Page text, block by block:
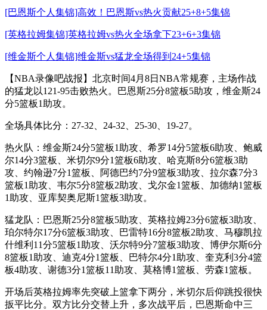
[巴恩斯个人集锦]高效！巴恩斯vs热火贡献25+8+5集锦
[英格拉姆集锦]英格拉姆vs热火全场拿下23+6+3集锦
[维金斯个人集锦]维金斯vs猛龙全场得到24+5集锦
【NBA录像吧战报】北京时间4月8日NBA常规赛，主场作战
的猛龙以121-95击败热火。巴恩斯25分8篮板5助攻，维金斯24
分5篮板1助攻。
全场具体比分：27-32、24-32、25-30、19-27。
热火队：维金斯24分5篮板1助攻、希罗14分5篮板6助攻、鲍威
尔14分3篮板、米切尔9分1篮板6助攻、哈克斯8分6篮板3助
攻、约翰逊7分1篮板、阿德巴约7分9篮板3助攻、拉尔森7分3
篮板1助攻、韦尔5分8篮板2助攻、戈尔金1篮板、加德纳1篮板
1助攻、亚库契奥尼斯1篮板3助攻。
猛龙队：巴恩斯25分8篮板5助攻、英格拉姆23分6篮板3助攻、
珀尔特尔17分6篮板3助攻、巴雷特16分8篮板2助攻、马穆凯拉
什维利11分5篮板1助攻、沃尔特9分7篮板3助攻、博伊尔斯6分
8篮板1助攻、迪克4分1篮板、巴特尔4分1助攻、奎克利3分4篮
板4助攻、谢德3分1篮板11助攻、莫格博1篮板、劳森1篮板。
开场后英格拉姆率先突破上篮拿下两分，米切尔后仰跳投很快
扳平比分。双方比分交替上升，多次战平后，巴恩斯命中三